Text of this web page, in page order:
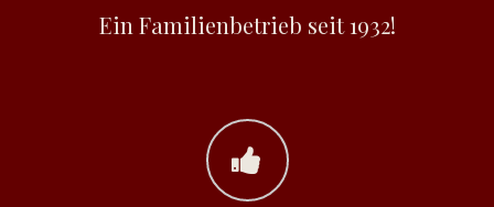
Ein Familienbetrieb seit 1932!